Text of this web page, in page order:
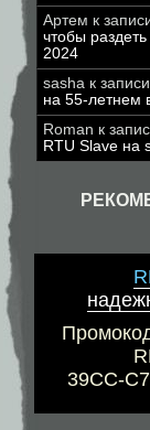
Артем к
чтобы
2024
sasha к записи
на 55-летнем
Roman к
RTU Slave на
39CC-